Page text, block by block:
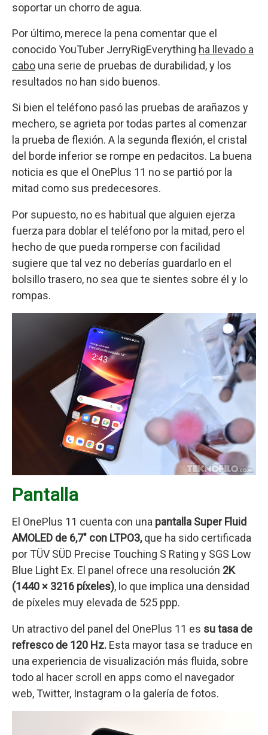
soportar un chorro de agua.
Por último, merece la pena comentar que el
conocido YouTuber JerryRigEverything ha llevado a
cabo una serie de pruebas de durabilidad, y los
resultados no han sido buenos.
Si bien el teléfono pasó las pruebas de arañazos y
mechero, se agrieta por todas partes al comenzar
la prueba de flexión. A la segunda flexión, el cristal
del borde inferior se rompe en pedacitos. La buena
noticia es que el OnePlus 11 no se partió por la
mitad como sus predecesores.
Por supuesto, no es habitual que alguien ejerza
fuerza para doblar el teléfono por la mitad, pero el
hecho de que pueda romperse con facilidad
sugiere que tal vez no deberías guardarlo en el
bolsillo trasero, no sea que te sientes sobre él y lo
rompas.
Pantalla
El OnePlus 11 cuenta con una pantalla Super Fluid
AMOLED de 6,7″ con LTPO3,que ha sido certificada
por TÜV SÜD Precise Touching S Rating y SGS Low
Blue Light Ex. El panel ofrece una resolución 2K
(1440 × 3216 píxeles), lo que implica una densidad
de píxeles muy elevada de 525 ppp.
Un atractivo del panel del OnePlus 11 es su tasa de
refresco de 120 Hz. Esta mayor tasa se traduce en
una experiencia de visualización más fluida, sobre
todo al hacer scroll en apps como el navegador
web, Twitter, Instagram o la galería de fotos.